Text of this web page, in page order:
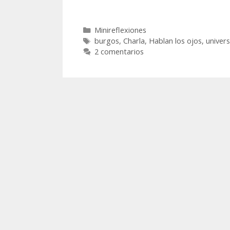
Categorías
Minireflexiones
Etiquetas
burgos, Charla, Hablan los ojos,
2 comentarios